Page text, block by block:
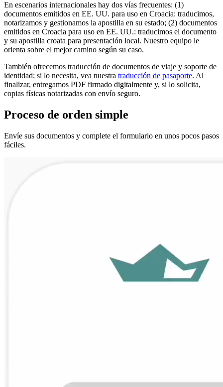
En escenarios internacionales hay dos vías frecuentes: (1)
documentos emitidos en EE. UU. para uso en Croacia: traducimos,
notarizamos y gestionamos la apostilla en su estado; (2) documentos
emitidos en Croacia para uso en EE. UU.: traducimos el documento
y su apostilla croata para presentación local. Nuestro equipo le
orienta sobre el mejor camino según su caso.
También ofrecemos traducción de documentos de viaje y soporte de
identidad; si lo necesita, vea nuestra traducción de pasaporte. Al
finalizar, entregamos PDF firmado digitalmente y, si lo solicita,
copias físicas notarizadas con envío seguro.
Proceso de orden simple
Envíe sus documentos y complete el formulario en unos pocos pasos
fáciles.